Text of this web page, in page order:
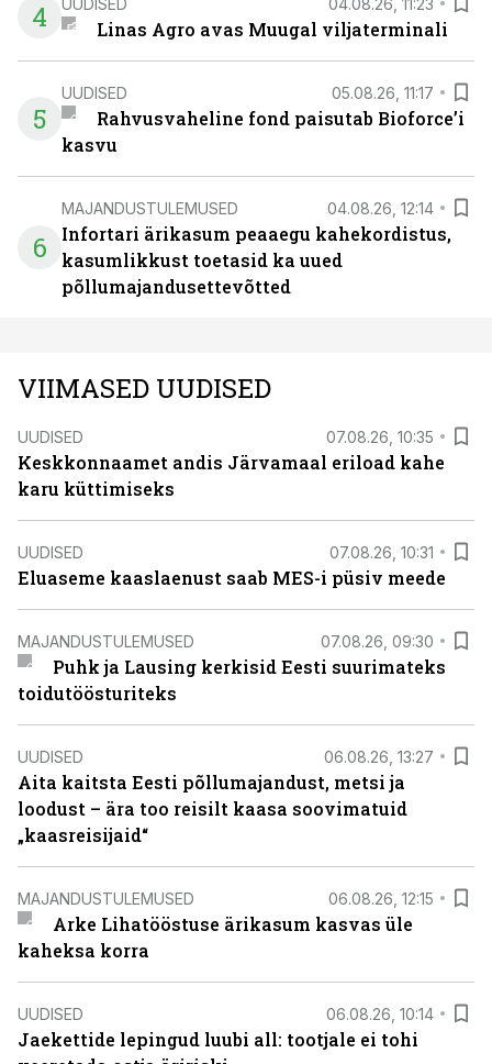
4 Linas Agro avas Muugal viljaterminali
5
UUDISED 05.08.26, 11:17
Rahvusvaheline fond paisutab Bioforce’i
kasvu
6
MAJANDUSTULEMUSED 04.08.26, 12:14
Infortari ärikasum peaaegu kahekordistus,
kasumlikkust toetasid ka uued
põllumajandusettevõtted
VIIMASED UUDISED
UUDISED 07.08.26, 10:35
Keskkonnaamet andis Järvamaal eriload kahe
karu küttimiseks
UUDISED 07.08.26, 10:31
Eluaseme kaaslaenust saab MES-i püsiv meede
MAJANDUSTULEMUSED 07.08.26, 09:30
Puhk ja Lausing kerkisid Eesti suurimateks
toidutöösturiteks
UUDISED 06.08.26, 13:27
Aita kaitsta Eesti põllumajandust, metsi ja
loodust – ära too reisilt kaasa soovimatuid
„kaasreisijaid“
MAJANDUSTULEMUSED 06.08.26, 12:15
Arke Lihatööstuse ärikasum kasvas üle
kaheksa korra
UUDISED 06.08.26, 10:14
Jaekettide lepingud luubi all: tootjale ei tohi